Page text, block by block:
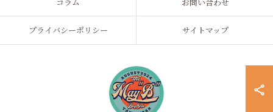
コラム お問い合わせ
プライバシーポリシー サイトマップ